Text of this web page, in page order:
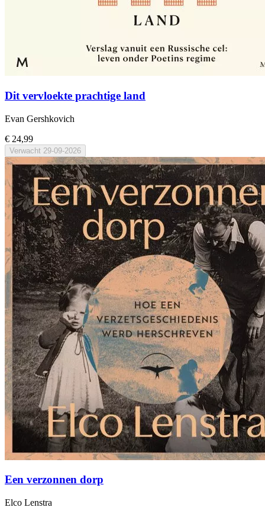
Dit vervloekte prachtige land
Evan Gershkovich
€ 24,99
Verwacht 29-09-2026
Een verzonnen dorp
Elco Lenstra